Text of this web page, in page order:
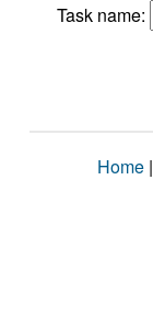
Task name:
Home |